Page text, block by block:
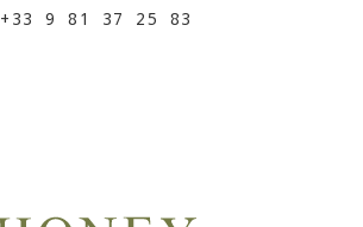
+33 9 81 37 25 83